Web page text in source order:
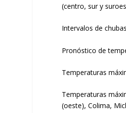
(centro, sur y
Intervalos de
Pronóstico de
Temperaturas
Temperaturas
(oeste), Colima,